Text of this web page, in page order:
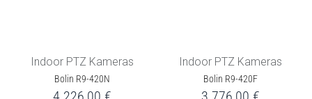
Indoor PTZ Kameras
Bolin R9-420N
Indoor PTZ Kameras
Bolin R9-420F